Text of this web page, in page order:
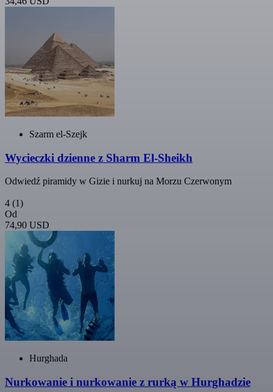
Szarm el-Szejk
Wycieczki dzienne z Sharm El-Sheikh
Odwiedź piramidy w Gizie i nurkuj na Morzu Czerwonym
4 (1)
Od
74,90 USD
Hurghada
Nurkowanie i nurkowanie z rurką w Hurghadzie